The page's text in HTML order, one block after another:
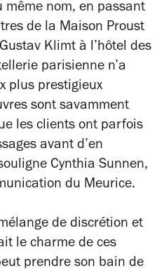
nom, en passant
de la Maison Proust
Klimt à l’hôtel des
parisienne n’a
plus prestigieux
sont savamment
les clients ont parfois
avant d’en
Cynthia Sunnen,
du Meurice.
de discrétion et
le charme de ces
prendre son bain de